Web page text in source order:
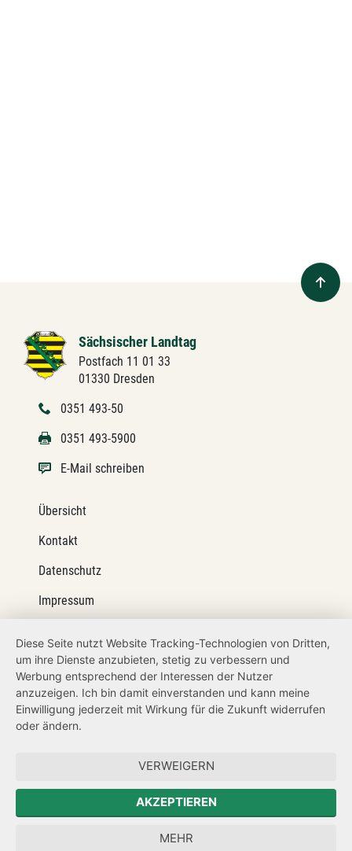
Sächsischer Landtag
Postfach 11 01 33
01330 Dresden
0351 493-50
0351 493-5900
E-Mail schreiben
Übersicht
Kontakt
Datenschutz
Impressum
Netiquette
Transparenzanspruch
Hinweisgeberschutz
Forum Mitteleuropa
Der Sächsische Integrationsbeauftragte
Sächsische Landesbeauftragte zur Aufarbeitung der SED-
Diese Seite nutzt Website Tracking-Technologien von Dritten,
um ihre Dienste anzubieten, stetig zu verbessern und
Werbung entsprechend der Interessen der Nutzer
anzuzeigen. Ich bin damit einverstanden und kann meine
Einwilligung jederzeit mit Wirkung für die Zukunft widerrufen
oder ändern.
VERWEIGERN
AKZEPTIEREN
MEHR